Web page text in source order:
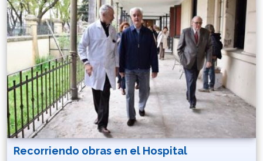
Recorriendo obras en el Hospital